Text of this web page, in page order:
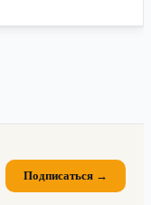
Подписаться →